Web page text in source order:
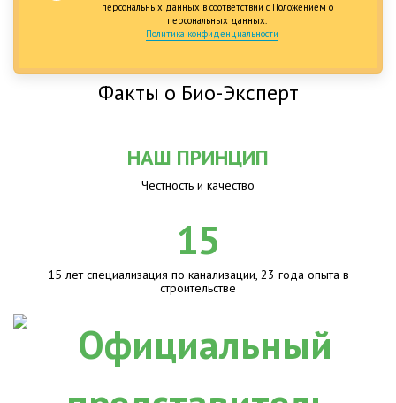
персональных данных в соответствии с Положением о
персональных данных.
Политика конфиденциальности
Факты о Био-Эксперт
НАШ ПРИНЦИП
Честность и качество
15
15 лет специализация по канализации, 23 года опыта в
строительстве